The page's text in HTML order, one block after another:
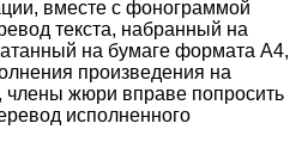
вместе с фонограммой
текста, набранный на
на бумаге формата А4,
произведения на
члены жюри вправе попросить
исполненного